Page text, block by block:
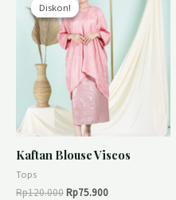
Diskon!
Diskon!
Kaftan Blouse Viscos
Tops
Rp120.000Rp75.900